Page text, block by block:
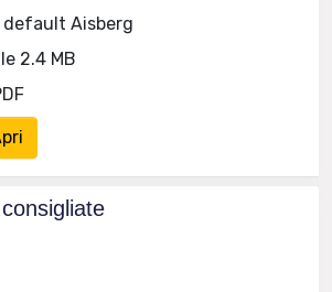
default Aisberg
2.4 MB